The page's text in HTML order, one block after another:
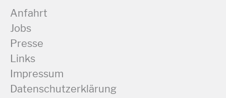
Anfahrt
Jobs
Presse
Links
Impressum
Datenschutzerklärung